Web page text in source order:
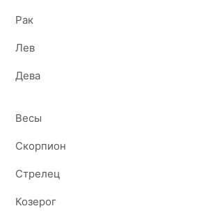
Рак
Лев
Дева
Весы
Скорпион
Стрелец
Козерог